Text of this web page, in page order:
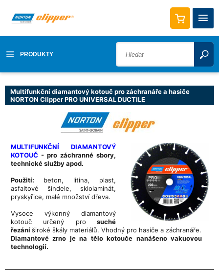
PRODUKTY
Multifunkční diamantový kotouč pro záchranáře a hasiče
NORTON Clipper PRO UNIVERSAL DUCTILE
MULTIFUNKČNÍ DIAMANTOVÝ
KOTOUČ - pro záchranné sbory,
technické služby apod.
Použití: beton, litina, plast,
asfaltové šindele, sklolaminát,
pryskyřice, malé množství dřeva.
Vysoce výkonný diamantový
kotouč určený pro suché
řezáníširoké škály materiálů. Vhodný pro hasiče a záchranáře.
Diamantové zrno je na tělo kotouče nanášeno vakuovou
technologií.